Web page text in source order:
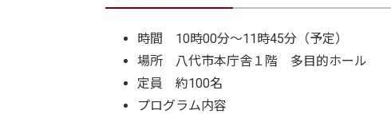
時間 10時00分～11時45分（予定）
場所 八代市本庁舎１階 多目的ホール
定員 約100名
プログラム内容